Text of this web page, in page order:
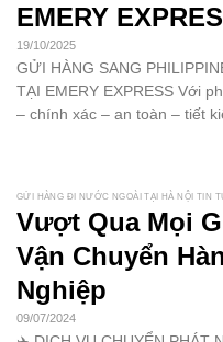
EMERY
19/10/2025
GỬI HÀNG SANG
TẠI EMERY EXPRESS Với
– chính xác – an toàn – tiết
GỬI HÀNG ĐI NƯỚC NGOÀI TẠI HÀ NỘI TIN
Vượt Qua Mọi
Vận Chuyển
Nghiệp
09/07/2024